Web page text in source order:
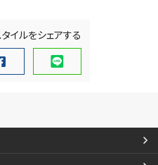
イルをシェアする